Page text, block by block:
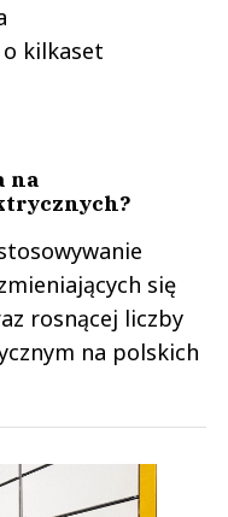
kilkaset
na
się
rosnącej liczby
na polskich